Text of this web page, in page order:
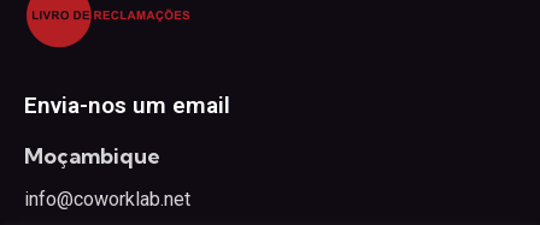
Envia-nos um email
Moçambique
info@coworklab.net